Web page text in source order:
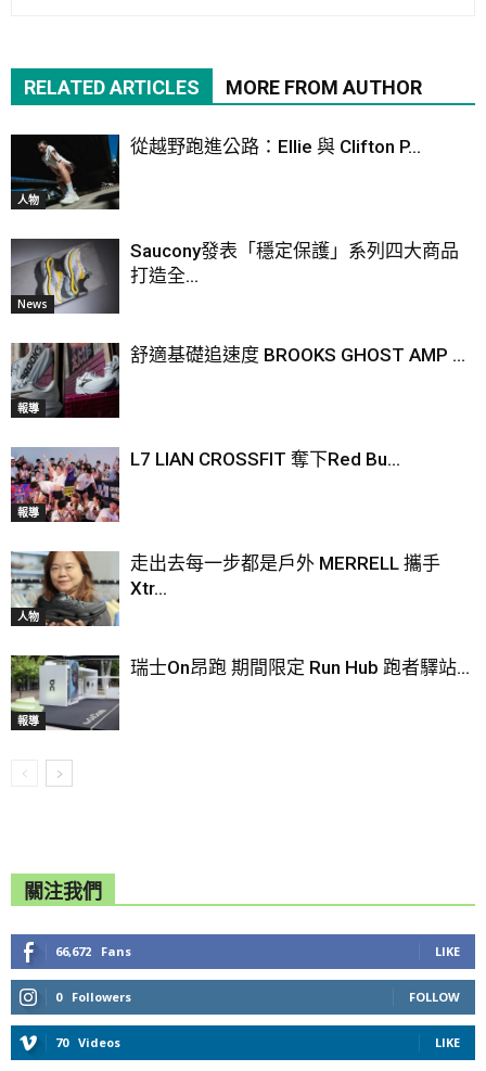
RELATED ARTICLES MORE FROM AUTHOR
人物
從越野跑進公路：Ellie 與 Clifton P...
News
Saucony發表「穩定保護」系列四大商品
打造全...
報導
舒適基礎追速度 BROOKS GHOST AMP ...
報導
L7 LIAN CROSSFIT 奪下Red Bu...
人物
走出去每一步都是戶外 MERRELL 攜手
Xtr...
報導
瑞士On昂跑 期間限定 Run Hub 跑者驛站...
關注我們
66,672 Fans LIKE
0 Followers FOLLOW
70 Videos LIKE